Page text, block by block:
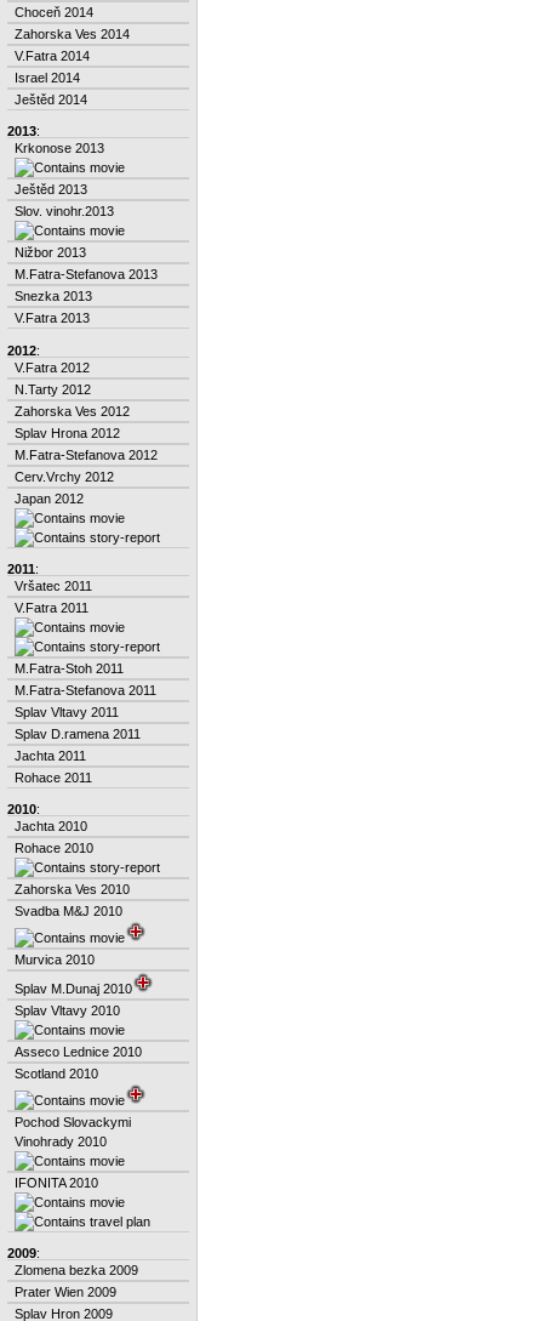
Choceň 2014
Zahorska Ves 2014
V.Fatra 2014
Israel 2014
Ještěd 2014
2013:
Krkonose 2013
Ještěd 2013
Slov. vinohr.2013
Nižbor 2013
M.Fatra-Stefanova 2013
Snezka 2013
V.Fatra 2013
2012:
V.Fatra 2012
N.Tarty 2012
Zahorska Ves 2012
Splav Hrona 2012
M.Fatra-Stefanova 2012
Cerv.Vrchy 2012
Japan 2012
2011:
Vršatec 2011
V.Fatra 2011
M.Fatra-Stoh 2011
M.Fatra-Stefanova 2011
Splav Vltavy 2011
Splav D.ramena 2011
Jachta 2011
Rohace 2011
2010:
Jachta 2010
Rohace 2010
Zahorska Ves 2010
Svadba M&J 2010
Murvica 2010
Splav M.Dunaj 2010
Splav Vltavy 2010
Asseco Lednice 2010
Scotland 2010
Pochod Slovackymi
Vinohrady 2010
IFONITA 2010
2009:
Zlomena bezka 2009
Prater Wien 2009
Splav Hron 2009